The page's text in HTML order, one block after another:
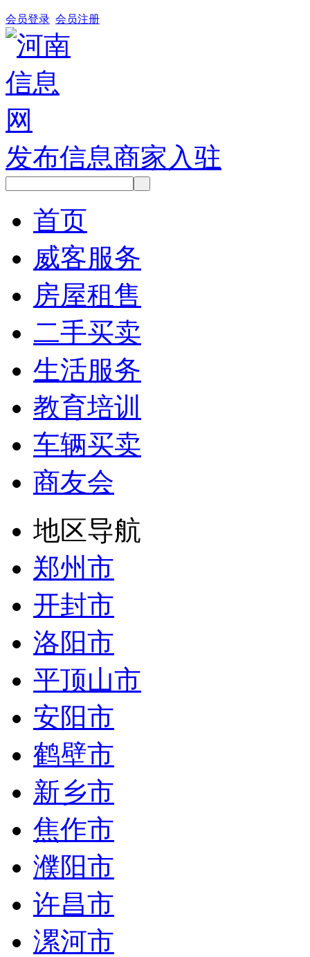
会员登录 会员注册
发布信息商家入驻
首页
威客服务
房屋租售
二手买卖
生活服务
教育培训
车辆买卖
商友会
地区导航
郑州市
开封市
洛阳市
平顶山市
安阳市
鹤壁市
新乡市
焦作市
濮阳市
许昌市
漯河市